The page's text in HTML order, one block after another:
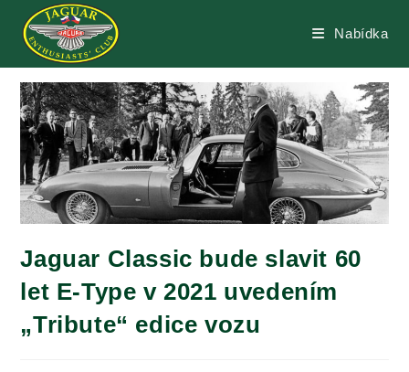
obsahu
Nabídka
Jaguar Classic bude slavit 60
let E-Type v 2021 uvedením
„Tribute“ edice vozu